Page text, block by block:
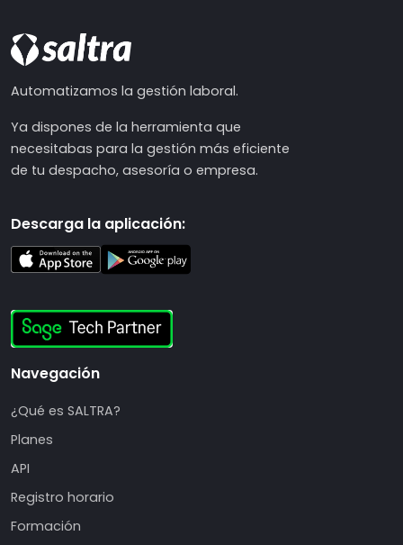
Automatizamos la gestión laboral.
Ya dispones de la herramienta que
necesitabas para la gestión más eficiente
de tu despacho, asesoría o empresa.
Descarga la aplicación:
Navegación
¿Qué es SALTRA?
Planes
API
Registro horario
Formación